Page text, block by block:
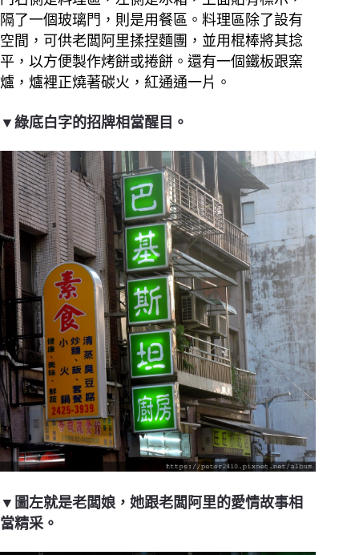
隔了一個玻璃門，則是用餐區。料理區除了設有
空間，可供老闆阿里揉捏麵團，並用棍棒將其捻
平，以方便製作烤餅或捲餅。還有一個鐵板跟窯
爐，爐裡正燒著碳火，紅通通一片。
▼綠底白字的招牌相當醒目。
▼圖左就是老闆娘，她跟老闆阿里的愛情故事相
當精采。